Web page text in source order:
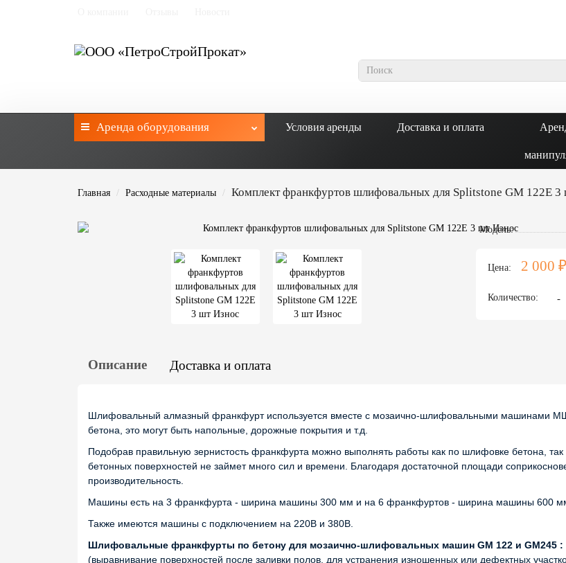
Аренда оборудования Условия аренды Доставка и оплата
Главная Расходные материалы Комплект франкфуртов шлифовальных для Splitstone GM 122E 3
Модель:
Цена: 2 000 ₽
Количество: -
Описание Доставка и оплата
Шлифовальный алмазный франкфурт используется вместе с мозаично-шлифовальными машинами
бетона, это могут быть напольные, дорожные покрытия и т.д.
Подобрав правильную зернистость франкфурта можно выполнять работы как по шлифовке бетона,
бетонных поверхностей не займет много сил и времени. Благодаря достаточной площади
производительность.
Машины есть на 3 франкфурта - ширина машины 300 мм и на 6 франкфуртов - ширина машины 600
Также имеются машины с подключением на 220В и 380В.
Шлифовальные франкфурты по бетону для мозаично-шлифовальных машин GM 122 и GM245 :
(выравнивание поверхностей после заливки полов, для устранения изношенных или дефектных